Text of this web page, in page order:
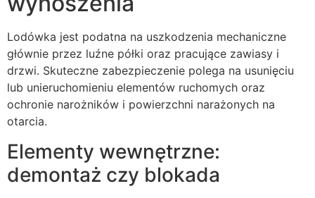
Lodówka jest podatna na uszkodzenia mechaniczne
głównie przez luźne półki oraz pracujące zawiasy i
drzwi. Skuteczne zabezpieczenie polega na usunięciu
lub unieruchomieniu elementów ruchomych oraz
ochronie narożników i powierzchni narażonych na
otarcia.
Elementy wewnętrzne:
demontaż czy blokada